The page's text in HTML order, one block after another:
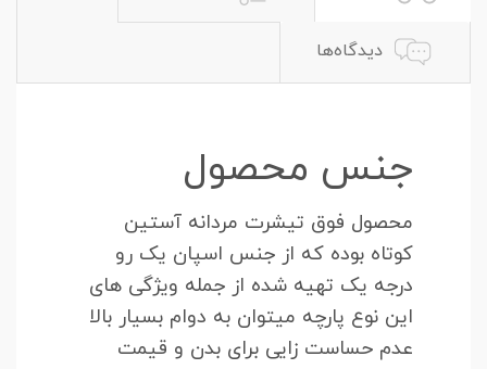
دیدگاه‌ها
جنس محصول
محصول فوق تیشرت مردانه آستین
کوتاه بوده که از جنس اسپان یک رو
درجه یک تهیه شده از جمله ویژگی های
این نوع پارچه میتوان به دوام بسیار بالا
عدم حساست زایی برای بدن و قیمت